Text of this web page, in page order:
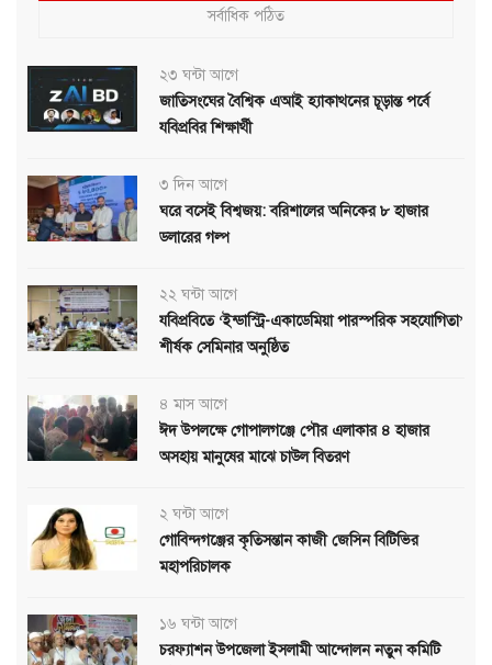
সর্বাধিক পঠিত
২৩ ঘন্টা আগে
জাতিসংঘের বৈশ্বিক এআই হ্যাকাথনের চূড়ান্ত পর্বে
যবিপ্রবির শিক্ষার্থী
৩ দিন আগে
ঘরে বসেই বিশ্বজয়: বরিশালের অনিকের ৮ হাজার
ডলারের গল্প
২২ ঘন্টা আগে
যবিপ্রবিতে ‘ইন্ডাস্ট্রি-একাডেমিয়া পারস্পরিক সহযোগিতা’
শীর্ষক সেমিনার অনুষ্ঠিত
৪ মাস আগে
ঈদ উপলক্ষে গোপালগঞ্জে পৌর এলাকার ৪ হাজার
অসহায় মানুষের মাঝে চাউল বিতরণ
২ ঘন্টা আগে
গোবিন্দগঞ্জের কৃতিসন্তান কাজী জেসিন বিটিভির
মহাপরিচালক
১৬ ঘন্টা আগে
চরফ্যাশন উপজেলা ইসলামী আন্দোলন নতুন কমিটি